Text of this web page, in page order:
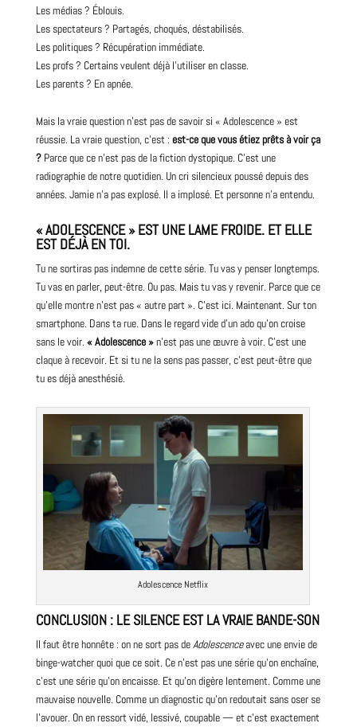
Les médias ? Éblouis.
Les spectateurs ? Partagés, choqués, déstabilisés.
Les politiques ? Récupération immédiate.
Les profs ? Certains veulent déjà l’utiliser en classe.
Les parents ? En apnée.
Mais la vraie question n’est pas de savoir si « Adolescence » est
réussie. La vraie question, c’est : est-ce que vous étiez prêts à voir ça
? Parce que ce n’est pas de la fiction dystopique. C’est une
radiographie de notre quotidien. Un cri silencieux poussé depuis des
années. Jamie n’a pas explosé. Il a implosé. Et personne n’a entendu.
« ADOLESCENCE » EST UNE LAME FROIDE. ET ELLE
EST DÉJÀ EN TOI.
Tu ne sortiras pas indemne de cette série. Tu vas y penser longtemps.
Tu vas en parler, peut-être. Ou pas. Mais tu vas y revenir. Parce que ce
qu’ellemontren’est pas « autre part ». C’est ici. Maintenant. Sur ton
smartphone. Dans ta rue. Dans le regard vide d’un ado qu’on croise
sans le voir. « Adolescence »n’est pas une œuvre à voir. C’est une
claque à recevoir. Et si tu ne la sens pas passer, c’est peut-être que
tu es déjà anesthésié.
Adolescence Netflix
CONCLUSION : LE SILENCE EST LA VRAIE BANDE-SON
Il faut être honnête : on ne sort pas deAdolescenceavec une envie de
binge-watcher quoi que ce soit. Ce n’est pas une série qu’on enchaîne,
c’est une série qu’on encaisse. Et qu’on digère lentement. Comme une
mauvaise nouvelle. Comme un diagnostic qu’on redoutait sans oser se
l’avouer. On en ressort vidé, lessivé, coupable — et c’est exactement